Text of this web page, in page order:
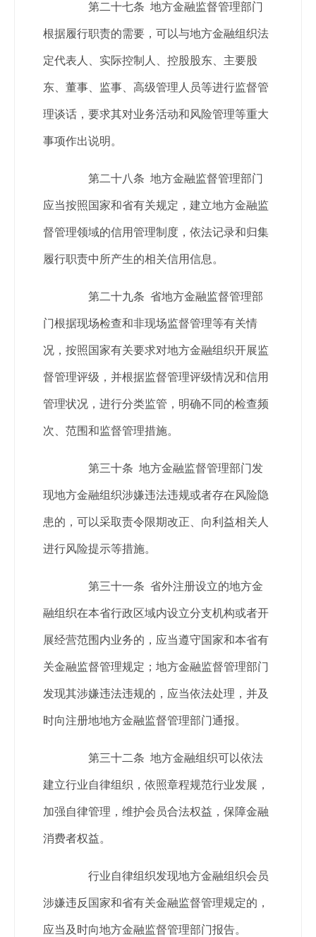
第二十七条 地方金融监督管理部门
根据履行职责的需要，可以与地方金融组织法
定代表人、实际控制人、控股股东、主要股
东、董事、监事、高级管理人员等进行监督管
理谈话，要求其对业务活动和风险管理等重大
事项作出说明。
第二十八条 地方金融监督管理部门
应当按照国家和省有关规定，建立地方金融监
督管理领域的信用管理制度，依法记录和归集
履行职责中所产生的相关信用信息。
第二十九条 省地方金融监督管理部
门根据现场检查和非现场监督管理等有关情
况，按照国家有关要求对地方金融组织开展监
督管理评级，并根据监督管理评级情况和信用
管理状况，进行分类监管，明确不同的检查频
次、范围和监督管理措施。
第三十条 地方金融监督管理部门发
现地方金融组织涉嫌违法违规或者存在风险隐
患的，可以采取责令限期改正、向利益相关人
进行风险提示等措施。
第三十一条 省外注册设立的地方金
融组织在本省行政区域内设立分支机构或者开
展经营范围内业务的，应当遵守国家和本省有
关金融监督管理规定；地方金融监督管理部门
发现其涉嫌违法违规的，应当依法处理，并及
时向注册地地方金融监督管理部门通报。
第三十二条 地方金融组织可以依法
建立行业自律组织，依照章程规范行业发展，
加强自律管理，维护会员合法权益，保障金融
消费者权益。
行业自律组织发现地方金融组织会员
涉嫌违反国家和省有关金融监督管理规定的，
应当及时向地方金融监督管理部门报告。